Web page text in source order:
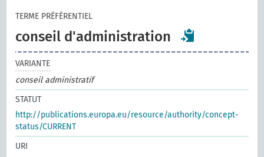
TERME PRÉFÉRENTIEL
conseil d'administration
VARIANTE
conseil administratif
STATUT
http://publications.europa.eu/resource/authority/concept-
status/CURRENT
URI